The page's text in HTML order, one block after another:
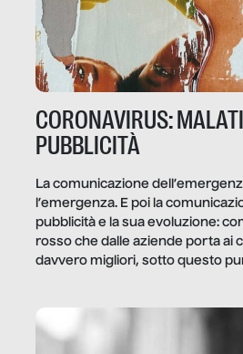
CORONAVIRUS:
PUBBLICITÀ
La comunicazione
l’emergenza. E poi la
pubblicità e la sua evoluzione:
rosso che dalle aziende porta ai
davvero migliori, sotto questo